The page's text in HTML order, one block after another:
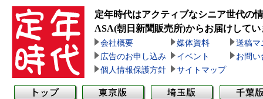
定年時代はアクティブなシニア世代の
ASA(朝日新聞販売所)からお届けしてい
会社概要 媒体資料
送稿マ
広告のお申し込み
イベント
お問い
個人情報保護方針
サイトマップ